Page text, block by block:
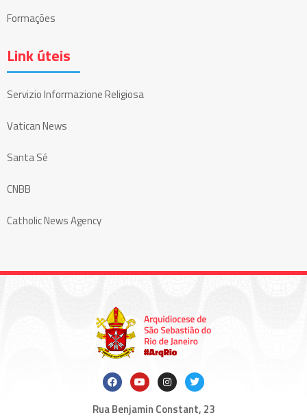
Formações
Link úteis
Servizio Informazione Religiosa
Vatican News
Santa Sé
CNBB
Catholic News Agency
Rua Benjamin Constant, 23